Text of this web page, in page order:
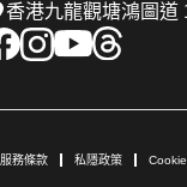
香港九龍觀塘鴻圖道
服務條款 私隱政策